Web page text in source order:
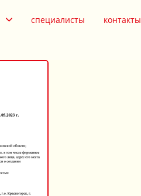
специалисты
контакты